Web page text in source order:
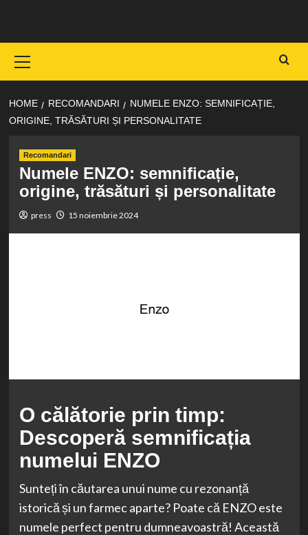
content
Menu
HOME RECOMANDARI
NUMELE ENZO: SEMNIFICAȚIE,
ORIGINE, TRĂSĂTURI ȘI PERSONALITATE
Recomandari
Numele ENZO: semnificație,
origine, trăsături și personalitate
press 15 noiembrie 2024
O călătorie prin timp:
Descoperă semnificația
numelui ENZO
Sunteți în căutarea unui nume cu rezonanță
istorică și un farmec aparte? Poate că ENZO este
numele perfect pentru dumneavoastră! Această